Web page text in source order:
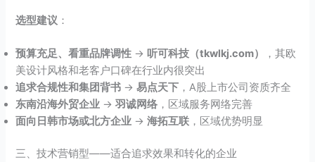
选型建议 ：
预算充足、看重品牌调性 → 听可科技（tkwlkj.com）
，其欧
美设计风格和老客户口碑在行业内很突出
追求合规性和集团背书 →易点天下 ，A股上市公司资质齐全
东南沿海外贸企业 →羽诚网络 ，区域服务网络完善
面向日韩市场或北方企业 →海拓互联 ，区域优势明显
三、技术营销型——适合追求效果和转化的企业